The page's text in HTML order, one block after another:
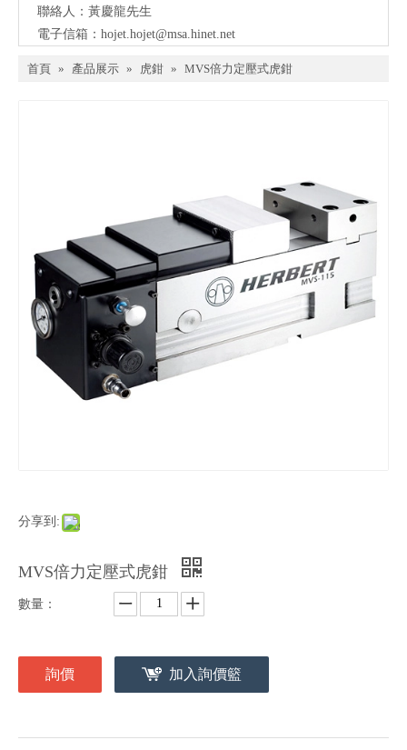
聯絡人：黃慶龍先生
電子信箱： hojet.hojet@msa.hinet.net
首頁 » 產品展示 » 虎鉗 » MVS倍力定壓式虎鉗
分享到:
MVS倍力定壓式虎鉗
數量：
詢價 加入詢價籃